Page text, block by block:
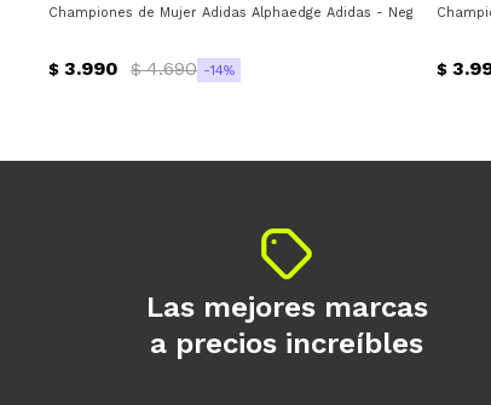
Championes de Mujer Adidas Alphaedge Adidas - Negro - Gris -
$ 3.990 $ 4.690 14 $
Las mejores marcas
a precios increíbles